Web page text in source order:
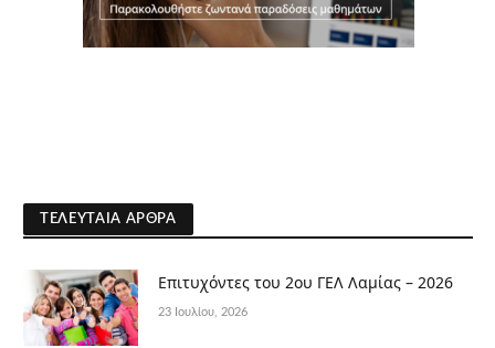
ΤΕΛΕΥΤΑΊΑ ΆΡΘΡΑ
Επιτυχόντες του 2ου ΓΕΛ Λαμίας – 2026
23 Ιουλίου, 2026